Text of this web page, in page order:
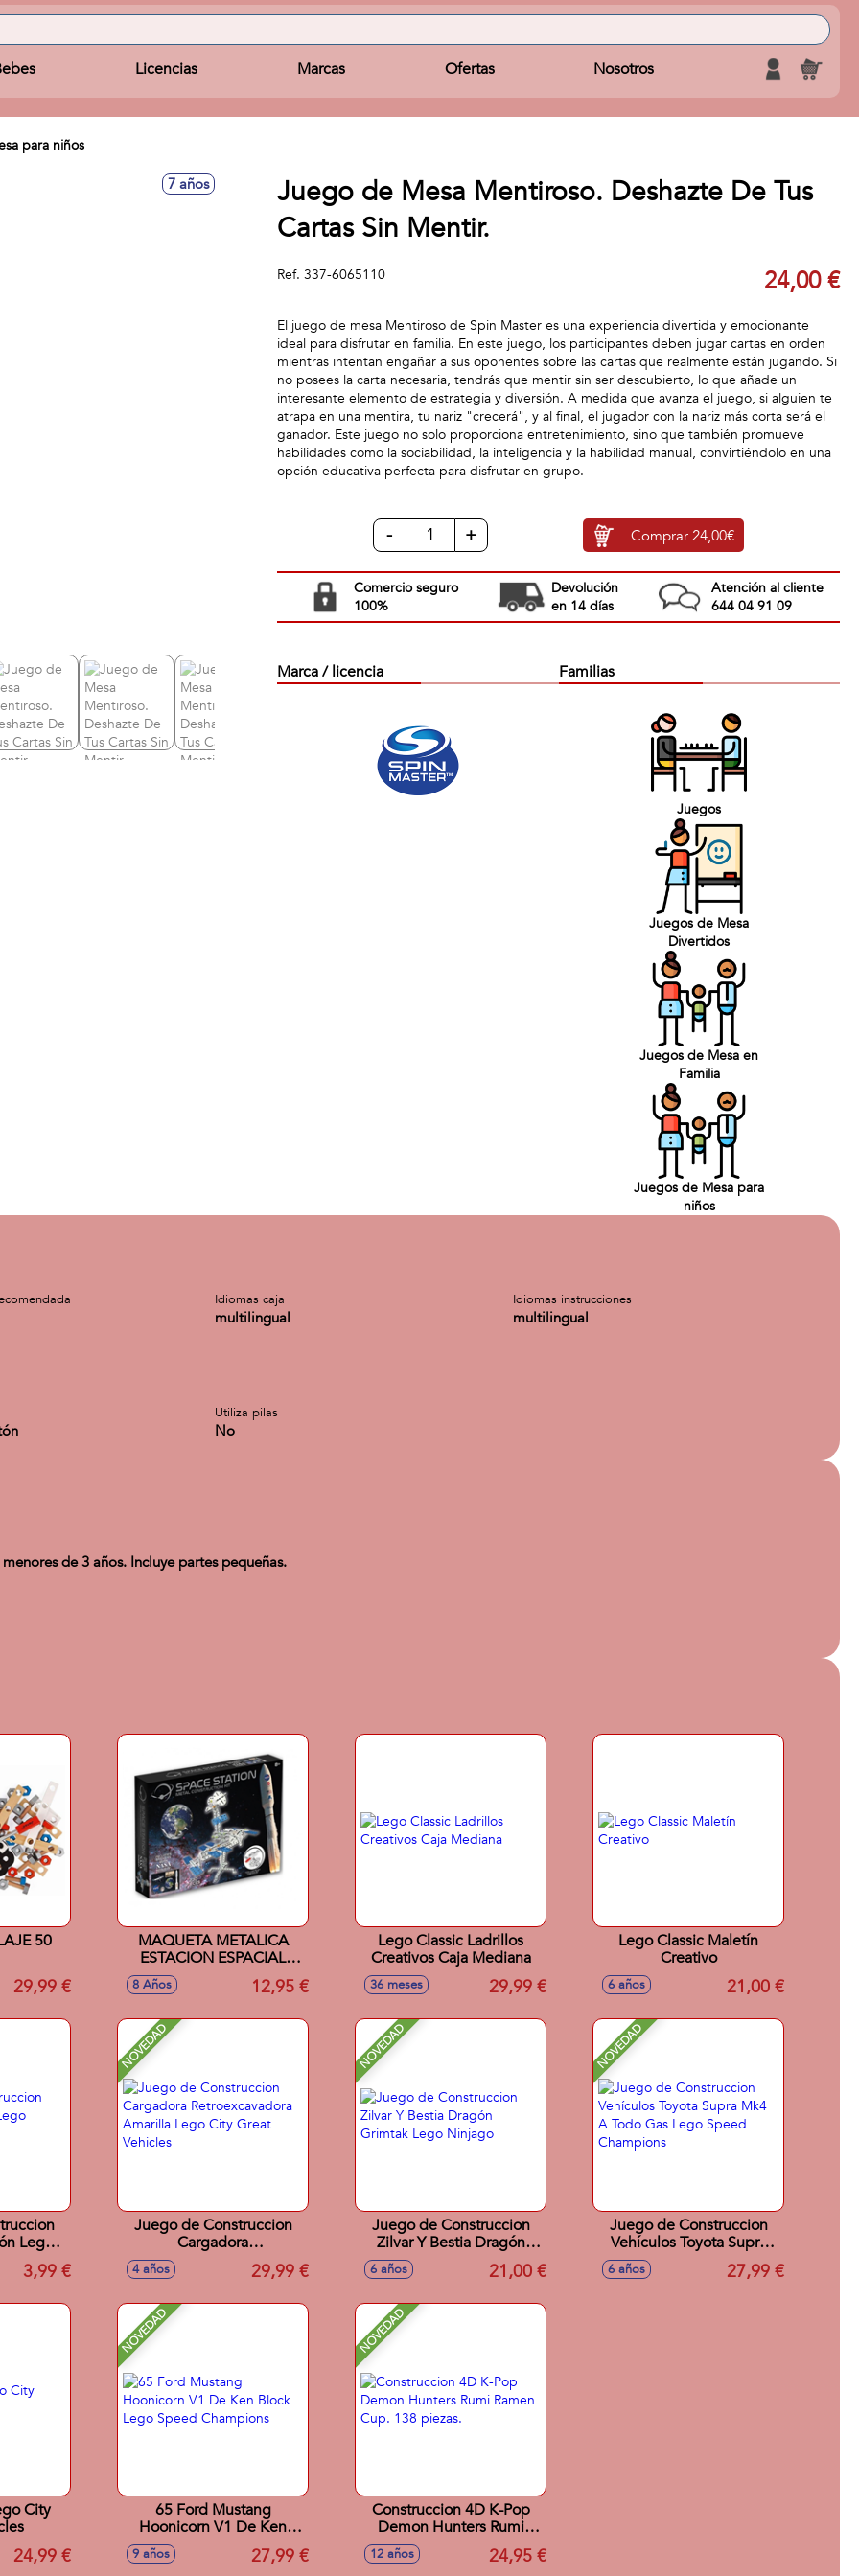
Licencias Marcas Ofertas Nosotros
para niños
7 años
Juego de Mesa Mentiroso. Deshazte De Tus
Cartas Sin Mentir.
Ref. 337-6065110 24,00 €
El juego de mesa Mentiroso de Spin Master es una experiencia divertida y emocionante
ideal para disfrutar en familia. En este juego, los participantes deben jugar cartas en orden
mientras intentan engañar a sus oponentes sobre las cartas que realmente están jugando. Si
no posees la carta necesaria, tendrás que mentir sin ser descubierto, lo que añade un
interesante elemento de estrategia y diversión. A medida que avanza el juego, si alguien te
atrapa en una mentira, tu nariz "crecerá", y al final, el jugador con la nariz más corta será el
ganador. Este juego no solo proporciona entretenimiento, sino que también promueve
habilidades como la sociabilidad, la inteligencia y la habilidad manual, convirtiéndolo en una
opción educativa perfecta para disfrutar en grupo.
- + Comprar24,00€
Comercio seguro
100%
Devolución
en 14 días
Atención al cliente
644 04 91 09
Marca / licencia Familias
Juegos
Juegos de Mesa
Divertidos
Juegos de Mesa en
Familia
Juegos de Mesa para
niños
Idiomas caja
multilingual
Idiomas instrucciones
multilingual
Utiliza pilas
No
de 3 años. Incluye partes pequeñas.
50
29,99 €
MAQUETA METALICA
ESTACION ESPACIAL
8 Años 12,95 €
Lego Classic Ladrillos
Creativos Caja Mediana
36 meses 29,99 €
Lego Classic Maletín
Creativo
6 años 21,00 €
Lego
3,99 €
NOVEDAD
Juego de Construccion
Cargadora
Retroexcavadora Amarilla
Lego City Great Vehicles
4 años 29,99 €
NOVEDAD
Juego de Construccion
Zilvar Y Bestia Dragón
Grimtak Lego Ninjago
6 años 21,00 €
NOVEDAD
Juego de Construccion
Vehículos Toyota Supra
Mk4 A Todo Gas Lego
Speed Champions
6 años 27,99 €
City
24,99 €
NOVEDAD
65 Ford Mustang
Hoonicorn V1 De Ken
Block Lego Speed
Champions
9 años 27,99 €
NOVEDAD
Construccion 4D K-Pop
Demon Hunters Rumi
Ramen Cup. 138 piezas.
12 años 24,95 €